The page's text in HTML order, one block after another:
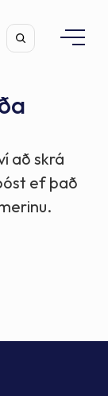
að skrá
ef það